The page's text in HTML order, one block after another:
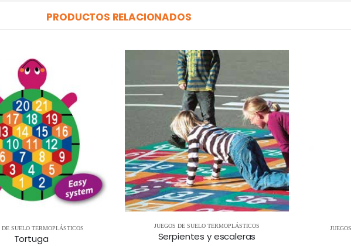
PRODUCTOS RELACIONADOS
DE SUELO TERMOPLÁSTICOS
Tortuga
JUEGOS DE SUELO TERMOPLÁSTICOS
Serpientes y escaleras